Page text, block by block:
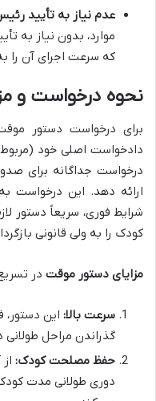
عدم نیاز به تأیید
موارد، بدون نیاز به
که سرعت اجرای آن را
نحوه درخواست و
برای درخواست دستور
دادخواست اصلی خود
درخواست جداگانه برای
ارائه دهد. این درخواست
شرایط فوری، سریعاً دستور
کودک را به ولی قانونی
مزایای دستور موقت در
سرعت بالا: این دستور،
گذراندن مراحل
حفظ مصلحت کودک:
دوری طولانی مدت